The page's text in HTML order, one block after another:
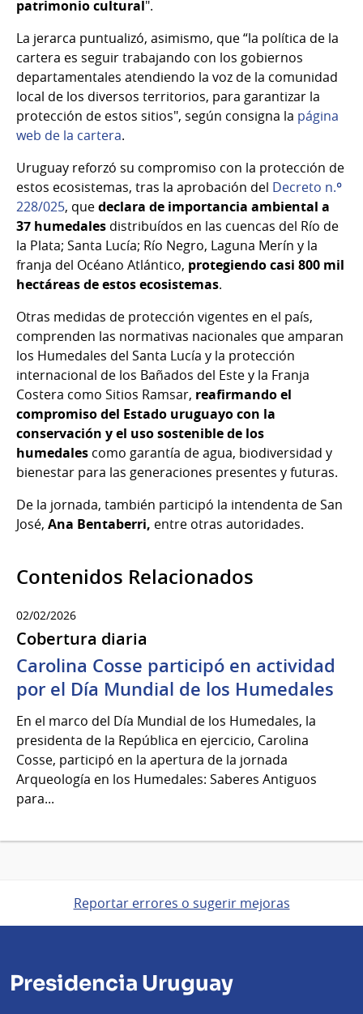
patrimonio cultural".
La jerarca puntualizó, asimismo, que “la política de la
cartera es seguir trabajando con los gobiernos
departamentales atendiendo la voz de la comunidad
local de los diversos territorios, para garantizar la
protección de estos sitios", según consigna la página
web de la cartera.
Uruguay reforzó su compromiso con la protección de
estos ecosistemas, tras la aprobación del Decreto n.º
228/025, quedeclara de importancia ambiental a
37 humedales distribuídos en las cuencas del Río de
la Plata; Santa Lucía; Río Negro, Laguna Merín y la
franja del Océano Atlántico, protegiendo casi 800 mil
hectáreas de estos ecosistemas.
Otras medidas de protección vigentes en el país,
comprenden las normativas nacionales que amparan
los Humedales del Santa Lucía y la protección
internacional de los Bañados del Este y la Franja
Costera como Sitios Ramsar, reafirmando el
compromiso del Estado uruguayo con la
conservación y el uso sostenible de los
humedales como garantía de agua, biodiversidad y
bienestar para las generaciones presentes y futuras.
De la jornada, también participó la intendenta de San
José, Ana Bentaberri, entre otras autoridades.
Contenidos Relacionados
02/02/2026
Cobertura diaria
Carolina Cosse participó en actividad
por el Día Mundial de los Humedales
En el marco del Día Mundial de los Humedales, la
presidenta de la República en ejercicio, Carolina
Cosse, participó en la apertura de la jornada
Arqueología en los Humedales: Saberes Antiguos
para...
Reportar errores o sugerir mejoras
Presidencia Uruguay